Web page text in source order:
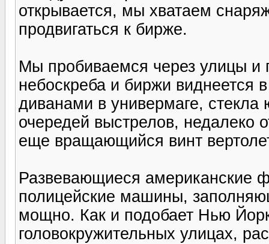
открывается, мы хватаем
продвигаться к бирже.
Мы пробиваемся через улицы и
небоскреба и биржи виднеется
диванами в универмаге,
очередей выстрелов, недалеко
еще вращающийся винт
Развевающиеся американские
полицейские машины,
мощно. Как и подобает Нью
головокружительных улицах,